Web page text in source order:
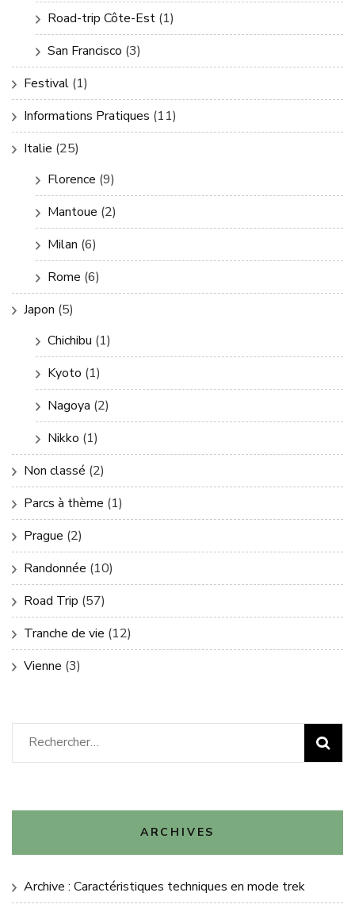
Road-trip Côte-Est (1)
San Francisco (3)
Festival (1)
Informations Pratiques (11)
Italie (25)
Florence (9)
Mantoue (2)
Milan (6)
Rome (6)
Japon (5)
Chichibu (1)
Kyoto (1)
Nagoya (2)
Nikko (1)
Non classé (2)
Parcs à thème (1)
Prague (2)
Randonnée (10)
Road Trip (57)
Tranche de vie (12)
Vienne (3)
Rechercher :
ARCHIVES
Archive : Caractéristiques techniques en mode trek